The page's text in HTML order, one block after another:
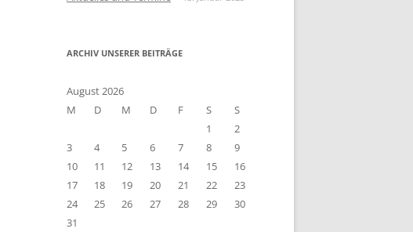
ARCHIV UNSERER BEITRÄGE
August 2026
M
D M D F S
S
1
2
3
4 5 6 7 8
9
10
11 12 13 14 15
16
17
18 19 20 21 22
23
24
25 26 27 28 29
30
31